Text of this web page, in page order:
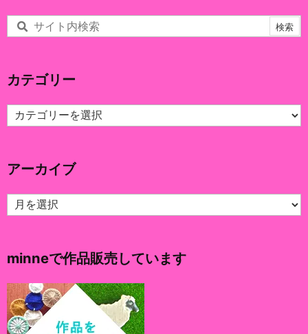
カテゴリー
カ
テ
ー
アーカイブ
ア
ー
ブ
minneで作品販売しています